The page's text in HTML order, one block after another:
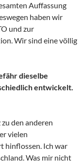
Auffassung
haben wir
und zur
Wir sind eine völlig
dieselbe
entwickelt.
den anderen
vielen
hinflossen. Ich war
Was mir nicht